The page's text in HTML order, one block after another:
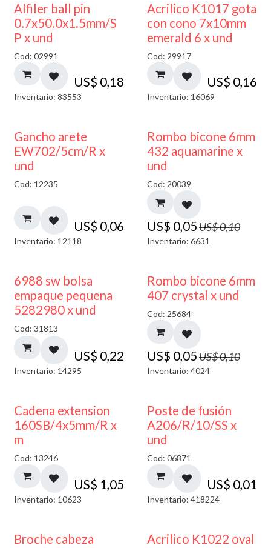
Alfiler ball pin
0.7x50.0x1.5mm/S
P x und
Cod: 02991
US$ 0,18
Inventario: 83553
Acrilico K1017 gota
con cono 7x10mm
emerald 6 x und
Cod: 29917
US$ 0,16
Inventario: 16069
Gancho arete
EW702/5cm/R x
und
Cod: 12235
US$ 0,06
Inventario: 12118
50% DESCUENTO
Rombo bicone 6mm
432 aquamarine x
und
Cod: 20039
US$ 0,05US$0,10
Inventario: 6631
6988 sw bolsa
empaque pequena
5282980 x und
Cod: 31813
US$ 0,22
Inventario: 14295
50% DESCUENTO
Rombo bicone 6mm
407 crystal x und
Cod: 25684
US$ 0,05US$0,10
Inventario: 4024
Cadena extension
160SB/4x5mm/R x
m
Cod: 13246
US$ 1,05
Inventario: 10623
Poste de fusión
A206/R/10/SS x
und
Cod: 06871
US$ 0,01
Inventario: 418224
Broche cabeza
Acrilico K1022 oval